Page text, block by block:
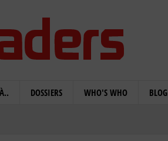
DOSSIERS WHO'S WHO BLOG